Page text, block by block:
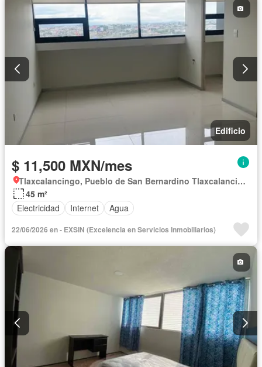
Edificio
$ 11,500 MXN/mes
Tlaxcalancingo, Pueblo de San Bernardino Tlaxcalancingo
45 m²
Electricidad
Internet Agua
22/06/2026 en - EXSIN (Excelencia en Servicios Inmobiliarios)